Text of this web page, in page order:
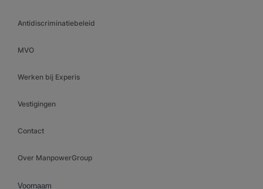
Antidiscriminatiebeleid
MVO
Werken bij Experis
Vestigingen
Contact
Over ManpowerGroup